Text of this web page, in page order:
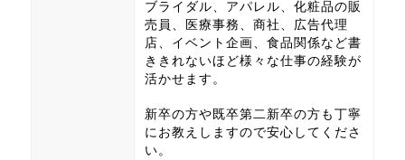
ブライダル、アパレル、化粧品の販
売員、医療事務、商社、広告代理
店、イベント企画、食品関係など書
ききれないほど様々な仕事の経験が
活かせます。
新卒の方や既卒第二新卒の方も丁寧
にお教えしますので安心してくださ
い。